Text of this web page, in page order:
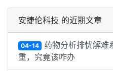
安捷伦科技 的近期文章
04-14 药物分析排忧解难
重，究竟该咋办